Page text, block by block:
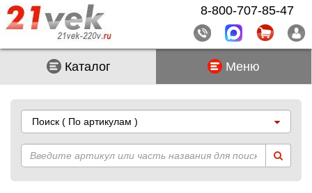
Каталог Меню
Поиск ( По артикулам )
8-800-707-85-47